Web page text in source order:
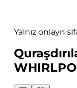
Yalnız onlayn